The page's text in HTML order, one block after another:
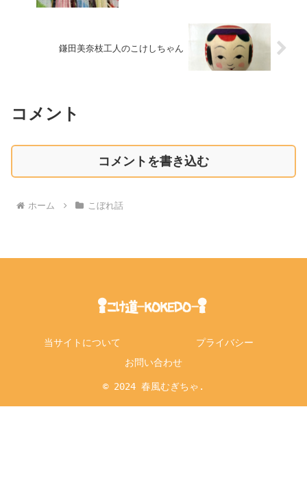
鎌田美奈枝工人のこけしちゃん
コメント
コメントを書き込む
ホーム こぼれ話
当サイトについて
プライバシー
お問い合わせ
© 2024 春風むぎちゃ.